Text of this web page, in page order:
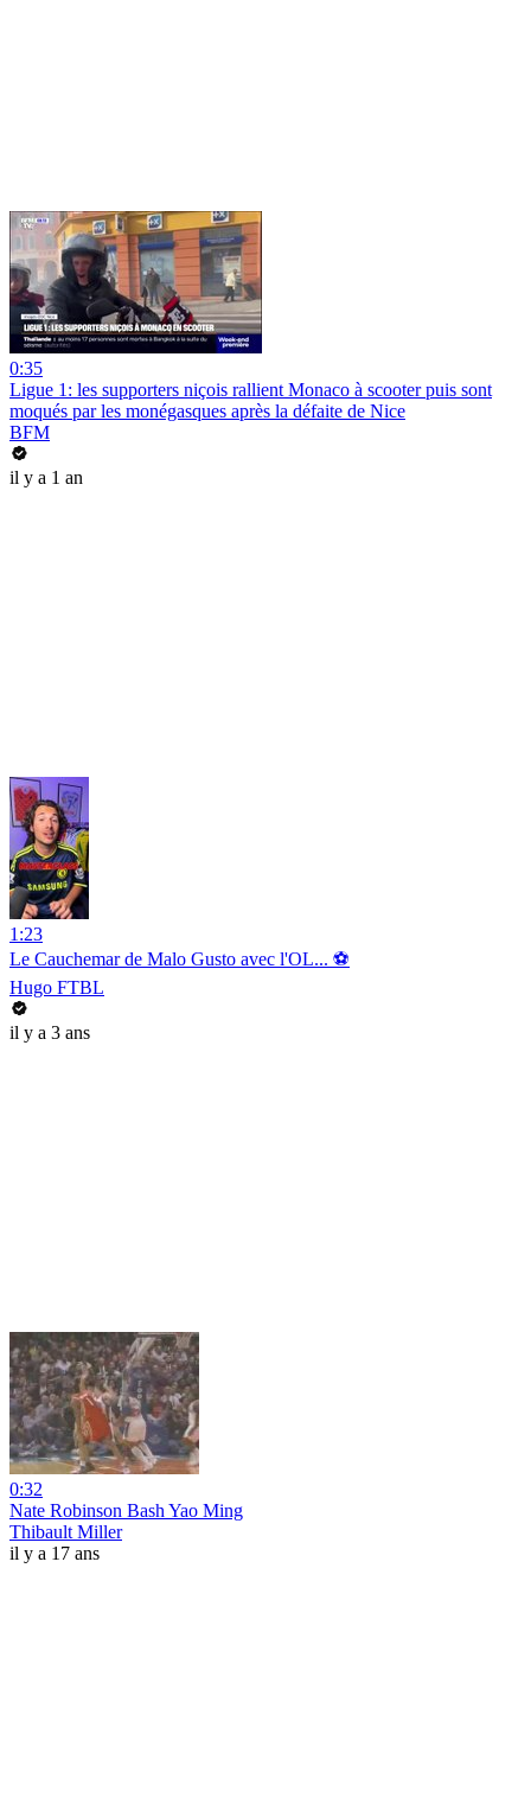
0:35
Ligue 1: les supporters niçois rallient Monaco à scooter puis sont
moqués par les monégasques après la défaite de Nice
BFM
il y a 1 an
1:23
Le Cauchemar de Malo Gusto avec l'OL... ⚽️
Hugo FTBL
il y a 3 ans
0:32
Nate Robinson Bash Yao Ming
Thibault Miller
il y a 17 ans